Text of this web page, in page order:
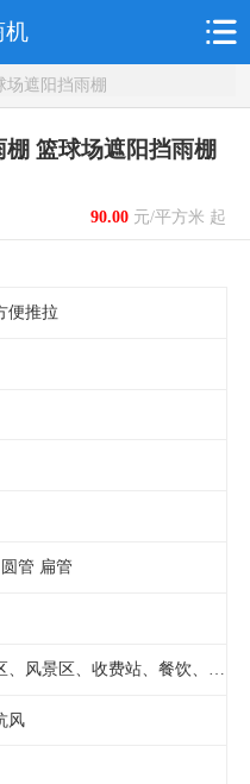
机
遮阳挡雨棚
篮球场遮阳挡雨棚
90.00元/平方米 起
便推拉
管 扁管
风